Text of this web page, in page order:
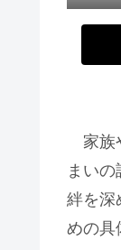
家族
まい
絆を深
めの具